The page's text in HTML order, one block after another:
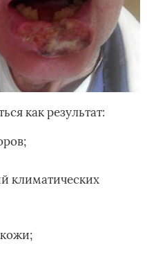
как результат:
климатических